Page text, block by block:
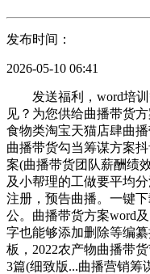
发布时间：
2026-05-10 06:41
发送福利，word培训
见？为您供给曲播带货
食物类淘宝天猫店肆曲
曲播带货勾当筹谋方案
案(曲播带货团队薪酬绩
及小帮理的工做要平均
注册，预告曲播。一键
公。曲播带货方案word
字也能够添加删除等编
板，2022农产物曲播带
3篇(细致版...曲播营销筹